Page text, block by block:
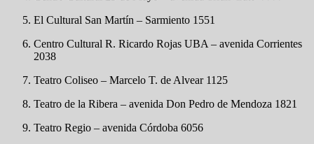
El Cultural San Martín – Sarmiento 1551
Centro Cultural R. Ricardo Rojas UBA – avenida Corrientes
2038
Teatro Coliseo – Marcelo T. de Alvear 1125
Teatro de la Ribera – avenida Don Pedro de Mendoza 1821
Teatro Regio – avenida Córdoba 6056